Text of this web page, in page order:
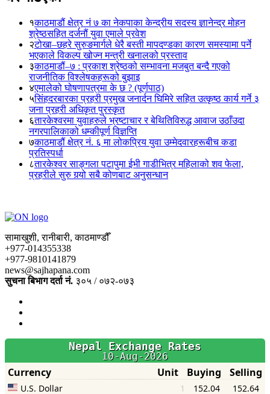
१काठमाडौं क्षेत्र नं ७ का नेकपाका केन्द्रीय सदस्य ज्ञानेन्द्र मोहन
श्रेष्ठसहित दर्जनौं युवा एमाले प्रवेश
२टोखा–छहरे सुरुङमार्गले धेरै बस्ती मापदण्डका कारण समस्यामा पर्ने
भएकाले विकल्प खोज्न मन्त्री खनालको प्रस्ताव
३काठमाडौं–७ : प्रकाश श्रेष्ठको सम्भावना मजबुत बन्दै गएको
राजनीतिक विश्लेषकहरूको बुझाइ
४एमालेको घोषणापत्रमा के छ ? (पूर्णपाठ)
५सिंहदरबारका प्रहरी प्रमुख जनार्दन घिमिरे सहित उत्कृष्ठ कार्य गर्ने ३
जना प्रहरी अधिकृत पुरस्कृत
६तारकेश्वरमा युवाहरुले भ्रष्टाचार र बेथितिविरुद्ध आवाज उठाँउदा
नगरपालिकाको धम्कीपूर्ण विज्ञप्ति
७काठमाडौं क्षेत्र नं. ६ मा लोकप्रिय युवा उम्मेदवारहरूबीच कडा
प्रतिस्पर्धा
८तारकेश्वर साङ्गला पटापुमा ईभी गाडीभित्र महिलाको शव फेला,
प्रहरीले सुरु गर्‍यो सबै कोणबाट अनुसन्धान
सामाखुशी, रानीबारी, काठमाण्डौँ
+977-014355338
+977-9810141879
news@sajhapana.com
सुचना बिभाग दर्ता नं. ३०५ / ०७२-०७३